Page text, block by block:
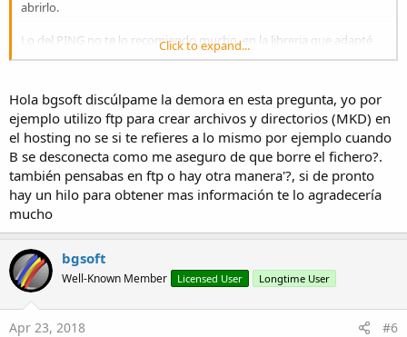
abrirlo.
Lo del PING no te lo recomiendo mucho, en la libreria que adapté
(https://www.b4x.com/android/forum/t...rary-updated-v-3-03-04-
de máxima espera, si como tu dices tienes muchos, si estan
desconectados el tiempo de espera seriá grande (el que pongas
máximo por seguridad), y dependiedo de esa cantidad aunque
estuviesen conectado tambien.
Saludos
Click to expand...
Hola bgsoft discúlpame la demora en esta pregunta, yo por
ejemplo utilizo ftp para crear archivos y directorios (MKD) en
el hosting no se si te refieres a lo mismo por ejemplo cuando
B se desconecta como me aseguro de que borre el fichero?.
también pensabas en ftp o hay otra manera'?, si de pronto
hay un hilo para obtener mas información te lo agradecería
mucho
bgsoft
Well-Known Member Licensed User Longtime User
Apr 23, 2018 #6